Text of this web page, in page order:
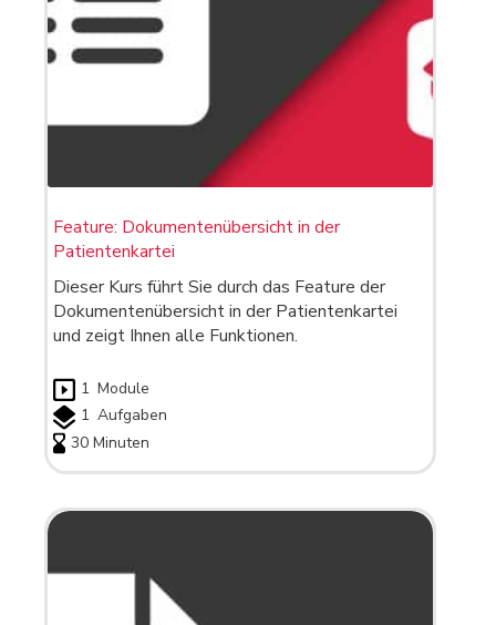
Feature: Dokumentenübersicht in der
Patientenkartei
Dieser Kurs führt Sie durch das Feature der
Dokumentenübersicht in der Patientenkartei
und zeigt Ihnen alle Funktionen.
1 Module
1 Aufgaben
30 Minuten